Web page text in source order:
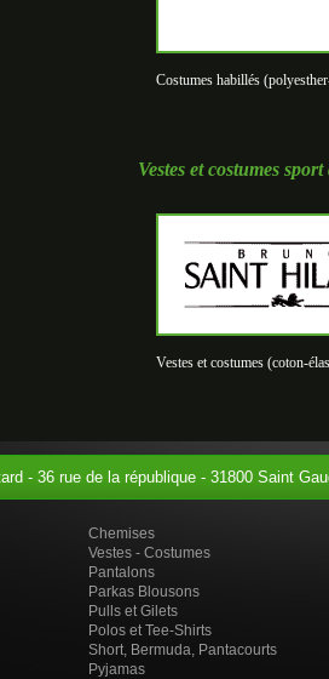
Costumes habillés
Vestes et costumes
Vestes et costumes (coton-
- 36 rue de la république - 31800 Saint
Chemises
Vestes - Costumes
Pantalons
Parkas Blousons
Pulls et Gilets
Polos et Tee-Shirts
Short, Bermuda, Pantacourts
Pyjamas